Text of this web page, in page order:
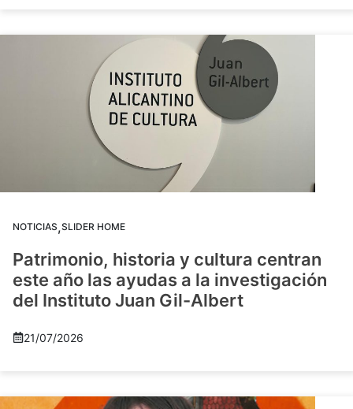
NOTICIAS,SLIDER HOME
Patrimonio, historia y cultura centran
este año las ayudas a la investigación
del Instituto Juan Gil-Albert
21/07/2026